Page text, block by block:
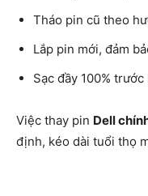
Tháo pin cũ theo
Lắp pin mới, đảm
Sạc đầy 100%
Việc thay pin Dell
định, kéo dài tuổi thọ